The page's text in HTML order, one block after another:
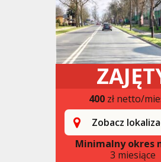
400zł netto/
Zobacz
Minimalny okres
3 miesiące